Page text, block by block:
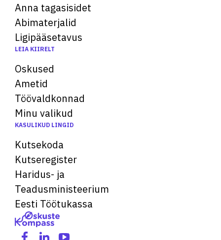
Anna tagasisidet
Abimaterjalid
Ligipääsetavus
LEIA KIIRELT
Oskused
Ametid
Töövaldkonnad
Minu valikud
KASULIKUD LINGID
Kutsekoda
Kutseregister
Haridus- ja
Teadusministeerium
Eesti Töötukassa